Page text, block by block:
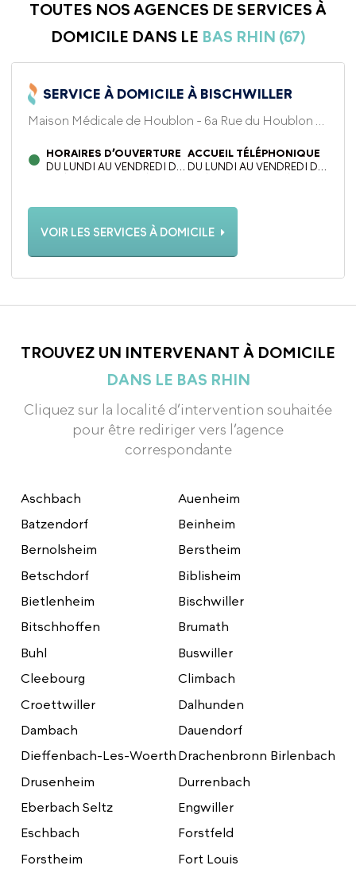
TOUTES NOS AGENCES DE SERVICES À
DOMICILE DANS LE BAS RHIN (67)
SERVICE À DOMICILE À BISCHWILLER
Maison Médicale de Houblon - 6a Rue du Houblon -
HORAIRES D’OUVERTURE
DU LUNDI AU VENDREDI DE
RENDEZ-VOUS)
ACCUEIL TÉLÉPHONIQUE
DU LUNDI AU VENDREDI DE
RENDEZ-VOUS)
VOIR LES SERVICES À DOMICILE
TROUVEZ UN INTERVENANT À DOMICILE
DANS LE BAS RHIN
Cliquez sur la localité d’intervention souhaitée
pour être rediriger vers l’agence
correspondante
Aschbach
Auenheim
Batzendorf
Beinheim
Bernolsheim
Berstheim
Betschdorf
Biblisheim
Bietlenheim
Bischwiller
Bitschhoffen
Brumath
Buhl
Buswiller
Cleebourg
Climbach
Croettwiller
Dalhunden
Dambach
Dauendorf
Dieffenbach-Les-Woerth Drachenbronn Birlenbach
Drusenheim
Durrenbach
Eberbach Seltz
Engwiller
Eschbach
Forstfeld
Forstheim
Fort Louis